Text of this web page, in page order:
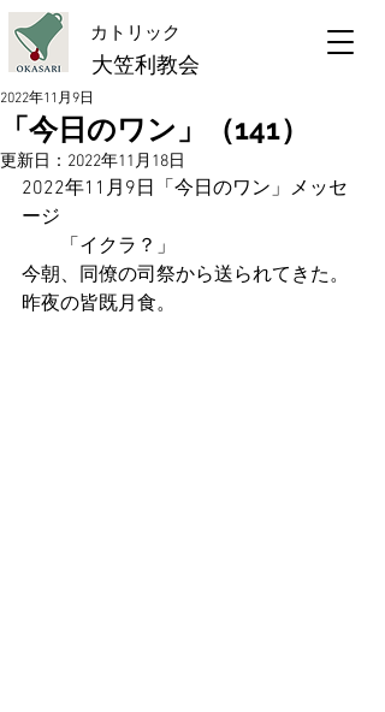
大笠利教会
​カトリック
「今日のワン」（141）
2022年11月9日
更新日： 2022年11月18日
2022年11月9日「今日のワン」メッセ
ージ
「イクラ？」
今朝、同僚の司祭から送られてきた。
昨夜の皆既月食。